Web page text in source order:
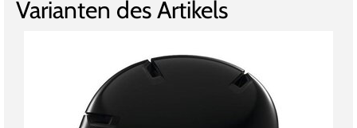
Varianten des Artikels